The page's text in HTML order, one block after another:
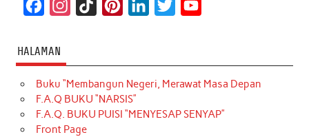
c
e
b
o
o
t
a
g
r
T
o
k
t
e
r
k
e
d
t
t
e
T
u
b
HALAMAN
Buku “Membangun Negeri, Merawat Masa Depan
F.A.Q BUKU “NARSIS”
F.A.Q. BUKU PUISI “MENYESAP SENYAP”
Front Page